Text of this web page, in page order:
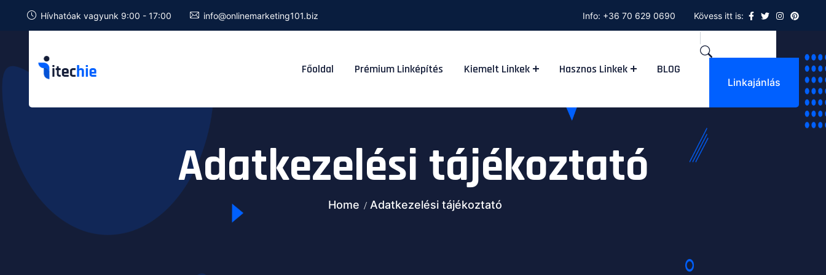
Hívhatóak vagyunk 9:00 - 17:00 info@onlinemarketing101.biz Info: +36 70 629 0690 Kövess itt is:
Főoldal Prémium Linképítés Kiemelt Linkek Hasznos Linkek BLOG
Linkajánlás
Adatkezelési tájékoztató
Home Adatkezelési tájékoztató